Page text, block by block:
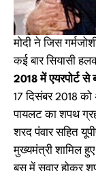
मोदी ने जिस
कई बार सियासी
2018 में एयरपोर्ट से
17 दिसंबर 2018
पायलट का शपथ
शरद पंवार सहित
मुख्यमंत्री शामिल